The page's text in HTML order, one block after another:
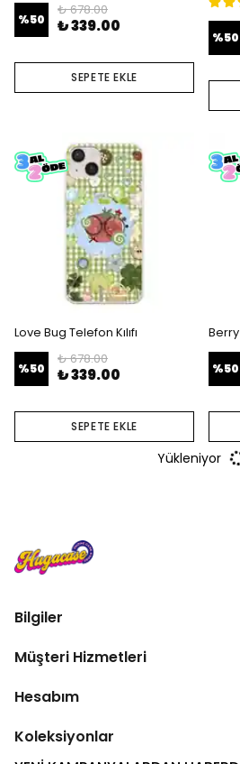
%50
₺ 678.00
₺ 339.00
SEPETE EKLE
%50
Love Bug Telefon Kılıfı
%50
₺ 678.00
₺ 339.00
SEPETE EKLE
Berry
%50
Yükleniyor
Bilgiler
Müşteri Hizmetleri
Hesabım
Koleksiyonlar